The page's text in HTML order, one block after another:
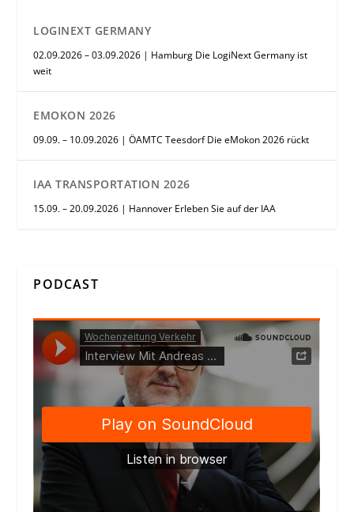
LOGINEXT GERMANY
02.09.2026 – 03.09.2026 | Hamburg Die LogiNext Germany ist
weit
EMOKON 2026
09.09. – 10.09.2026 | ÖAMTC Teesdorf Die eMokon 2026 rückt
IAA TRANSPORTATION 2026
15.09. – 20.09.2026 | Hannover Erleben Sie auf der IAA
PODCAST